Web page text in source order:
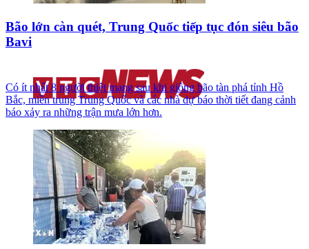
Bão lớn càn quét, Trung Quốc tiếp tục đón siêu bão
Bavi
Có ít nhất 8 người thiệt mạng sau khi giông bão tàn phá tỉnh Hồ
Bắc, miền trung Trung Quốc và các nhà dự báo thời tiết đang cảnh
báo xảy ra những trận mưa lớn hơn.